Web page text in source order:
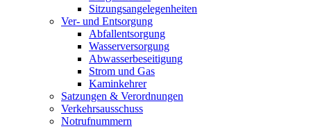
Sitzungsangelegenheiten
Ver- und Entsorgung
Abfallentsorgung
Wasserversorgung
Abwasserbeseitigung
Strom und Gas
Kaminkehrer
Satzungen & Verordnungen
Verkehrsausschuss
Notrufnummern